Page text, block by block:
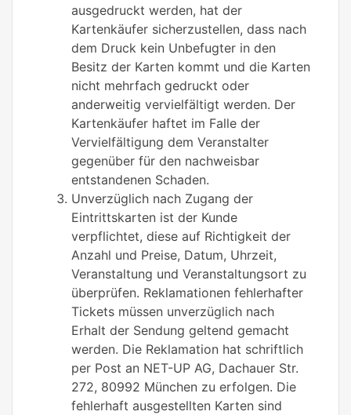
ausgedruckt werden, hat der
Kartenkäufer sicherzustellen, dass nach
dem Druck kein Unbefugter in den
Besitz der Karten kommt und die Karten
nicht mehrfach gedruckt oder
anderweitig vervielfältigt werden. Der
Kartenkäufer haftet im Falle der
Vervielfältigung dem Veranstalter
gegenüber für den nachweisbar
entstandenen Schaden.
Unverzüglich nach Zugang der
Eintrittskarten ist der Kunde
verpflichtet, diese auf Richtigkeit der
Anzahl und Preise, Datum, Uhrzeit,
Veranstaltung und Veranstaltungsort zu
überprüfen. Reklamationen fehlerhafter
Tickets müssen unverzüglich nach
Erhalt der Sendung geltend gemacht
werden. Die Reklamation hat schriftlich
per Post an NET-UP AG, Dachauer Str.
272, 80992 München zu erfolgen. Die
fehlerhaft ausgestellten Karten sind